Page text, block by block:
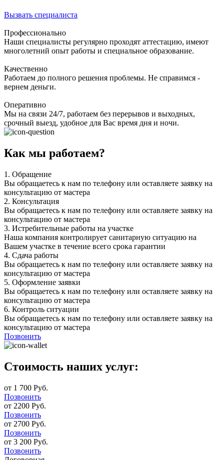
Вызвать специалиста
Профессионально
Наши специалисты регулярно проходят аттестацию, имеют
многолетний опыт работы и специальное образование.
Качественно
Работаем до полного решения проблемы. Не справимся -
вернем деньги.
Оперативно
Мы на связи 24/7, работаем без перерывов и выходных,
срочный выезд, удобное для Вас время дня и ночи.
Как мы работаем?
1. Обращение
Вы обращаетесь к нам по телефону или оставляете заявку на
консультацию от мастера
2. Консультация
Вы обращаетесь к нам по телефону или оставляете заявку на
консультацию от мастера
3. Истребительные работы на участке
Наша компания контролирует санитарную ситуацию на
Вашем участке в течение всего срока гарантии
4. Сдача работы
Вы обращаетесь к нам по телефону или оставляете заявку на
консультацию от мастера
5. Оформление заявки
Вы обращаетесь к нам по телефону или оставляете заявку на
консультацию от мастера
6. Контроль ситуации
Вы обращаетесь к нам по телефону или оставляете заявку на
консультацию от мастера
Позвонить
Стоимость наших услуг:
от 1 700 Руб.
Позвонить
от 2200 Руб.
Позвонить
от 2700 Руб.
Позвонить
от 3 200 Руб.
Позвонить